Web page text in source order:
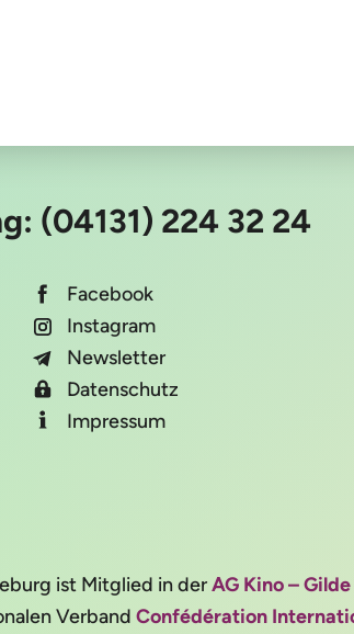
(04131) 224 32 24
Facebook
Instagram
Newsletter
Datenschutz
Impressum
ist Mitglied in derAG Kino –
Verband Confédération